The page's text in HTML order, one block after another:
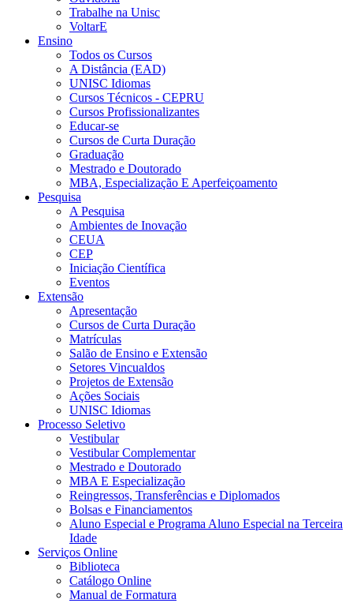
Trabalhe na Unisc
VoltarE
Ensino
Todos os Cursos
A Distância (EAD)
UNISC Idiomas
Cursos Técnicos - CEPRU
Cursos Profissionalizantes
Educar-se
Cursos de Curta Duração
Graduação
Mestrado e Doutorado
MBA, Especialização E Aperfeiçoamento
Pesquisa
A Pesquisa
Ambientes de Inovação
CEUA
CEP
Iniciação Científica
Eventos
Extensão
Apresentação
Cursos de Curta Duração
Matrículas
Salão de Ensino e Extensão
Setores Vincualdos
Projetos de Extensão
Ações Sociais
UNISC Idiomas
Processo Seletivo
Vestibular
Vestibular Complementar
Mestrado e Doutorado
MBA E Especialização
Reingressos, Transferências e Diplomados
Bolsas e Financiamentos
Aluno Especial e Programa Aluno Especial na Terceira
Idade
Serviços Online
Biblioteca
Catálogo Online
Manual de Formatura